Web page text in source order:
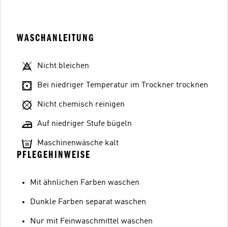
WASCHANLEITUNG
Nicht bleichen
Bei niedriger Temperatur im Trockner trocknen
Nicht chemisch reinigen
Auf niedriger Stufe bügeln
Maschinenwäsche kalt
PFLEGEHINWEISE
Mit ähnlichen Farben waschen
Dunkle Farben separat waschen
Nur mit Feinwaschmittel waschen